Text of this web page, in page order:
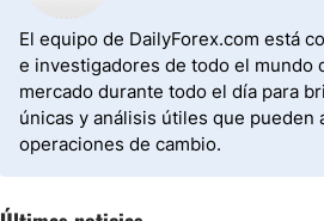
El equipo de DailyForex.com está
e investigadores de todo el mundo
mercado durante todo el día para
únicas y análisis útiles que pueden
operaciones de cambio.